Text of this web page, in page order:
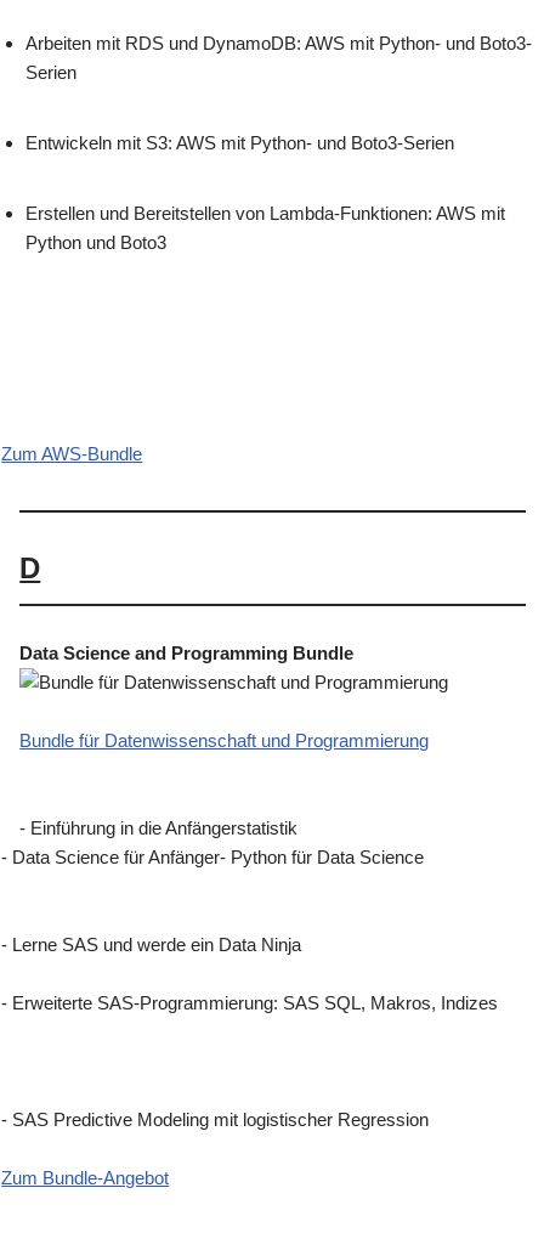
Arbeiten mit RDS und DynamoDB: AWS mit Python- und Boto3-
Serien
Entwickeln mit S3: AWS mit Python- und Boto3-Serien
Erstellen und Bereitstellen von Lambda-Funktionen: AWS mit
Python und Boto3
Zum AWS-Bundle
D
Data Science and Programming Bundle
Bundle für Datenwissenschaft und Programmierung
- Einführung in die Anfängerstatistik
- Data Science für Anfänger- Python für Data Science
- Lerne SAS und werde ein Data Ninja
- Erweiterte SAS-Programmierung: SAS SQL, Makros, Indizes
- SAS Predictive Modeling mit logistischer Regression
Zum Bundle-Angebot